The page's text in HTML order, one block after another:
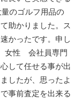
のゴルフ用品の
助かりました。ス
かったです。申し
女性 会社員専門
して任せる事が出
したが、思ったよ
事前査定を出来る